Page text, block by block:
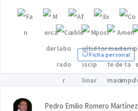
Ficha personal
Pedro Emilio Romero Martínez